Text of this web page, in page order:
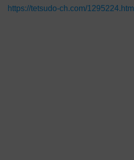
https://tetsudo-ch.com/1295224.html